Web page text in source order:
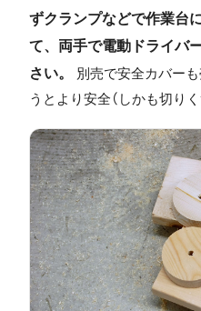
ずクランプなどで作業台
て、両手で電動ドライバ
さい。
別売で安全カバー
うとより安全（しかも切り